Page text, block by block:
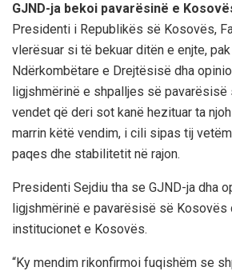
GJND-ja bekoi pavarësinë e
Presidenti i Republikës së Kosovës,
vlerësuar si të bekuar ditën e enjte,
Ndërkombëtare e Drejtësisë dha
ligjshmërinë e shpalljes së
vendet që deri sot kanë hezituar ta
marrin këtë vendim, i cili sipas tij
paqes dhe stabilitetit në rajon.
Presidenti Sejdiu tha se GJND-ja dha
ligjshmërinë e pavarësisë së Kosovës
institucionet e Kosovës.
“Ky mendim rikonfirmoi fuqishëm se